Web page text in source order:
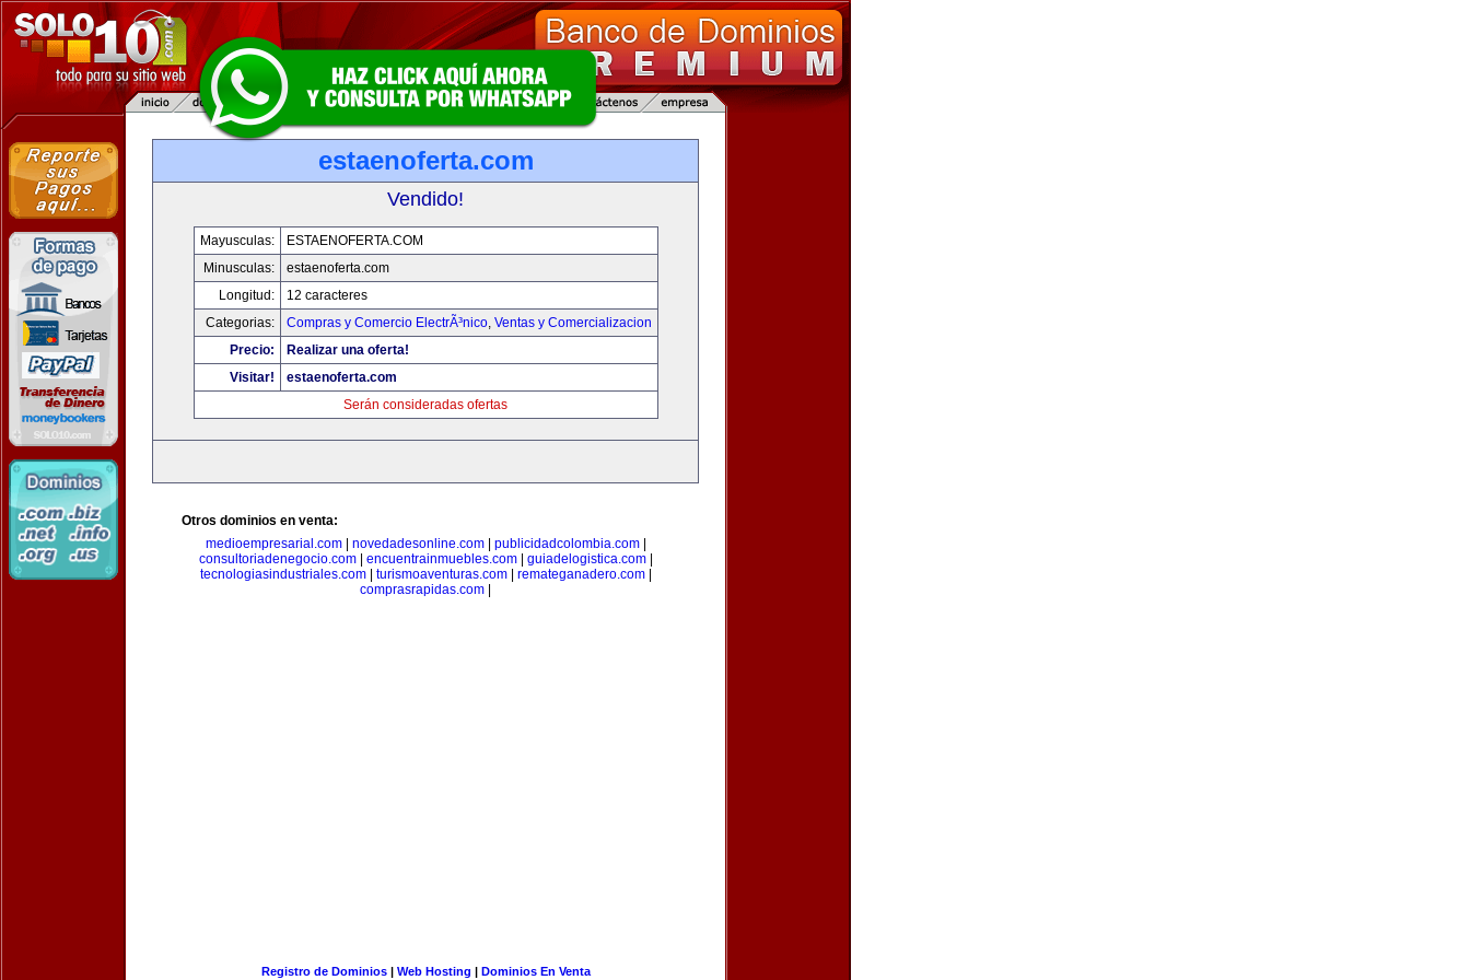
estaenoferta.com
Vendido!
Mayusculas:
ESTAENOFERTA.COM
Minusculas:
estaenoferta.com
Longitud:
12 caracteres
Categorias:
Compras y Comercio ElectrÃ³nico, Ventas y Comercializacion
Precio:
Realizar una oferta!
Visitar!
estaenoferta.com
Serán consideradas ofertas
Otros dominios en venta:
medioempresarial.com| novedadesonline.com| publicidadcolombia.com|
consultoriadenegocio.com| encuentrainmuebles.com| guiadelogistica.com|
tecnologiasindustriales.com| turismoaventuras.com| remateganadero.com|
comprasrapidas.com
Registro de Dominios| Web Hosting | Dominios En Venta